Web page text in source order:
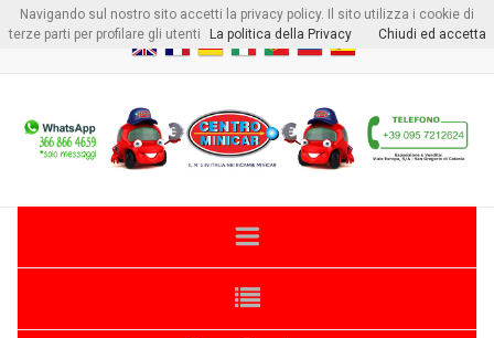
Benvenuto visitoreLogin oRegistrati
Navigando sul nostro sito accetti la privacy policy. Il sito utilizza i cookie di
terze parti per profilare gli utenti
La politica della Privacy Chiudi ed accetta